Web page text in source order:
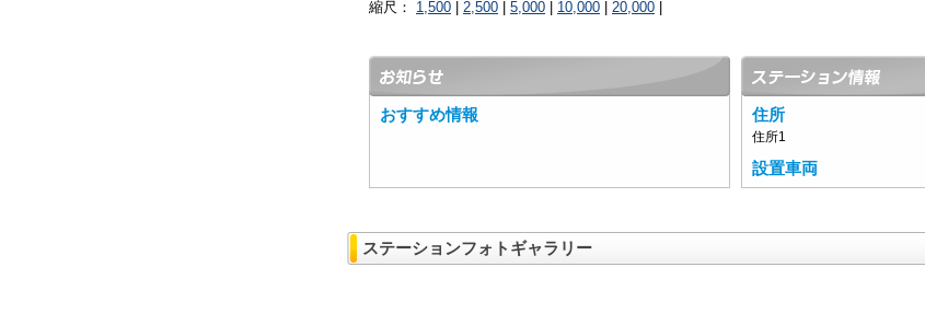
縮尺： 1,500 2,500 5,000 10,000 20,000
おすすめ情報 住所
住所1
設置車両
ステーションフォトギャラリー